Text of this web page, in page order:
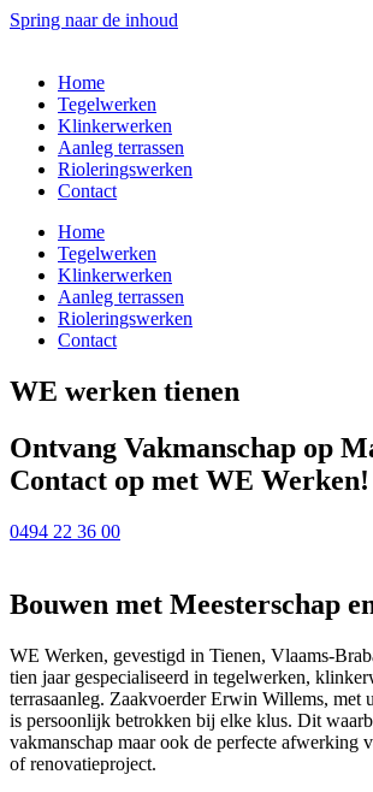
Spring naar de inhoud
Home
Tegelwerken
Klinkerwerken
Aanleg terrassen
Rioleringswerken
Contact
Home
Tegelwerken
Klinkerwerken
Aanleg terrassen
Rioleringswerken
Contact
WE werken tienen
Ontvang Vakmanschap op
Contact op met WE Werken!
0494 22 36 00
Bouwen met Meesterschap
WE Werken, gevestigd in Tienen, Vlaams-
tien jaar gespecialiseerd in tegelwerken,
terrasaanleg. Zaakvoerder Erwin Willems, met
is persoonlijk betrokken bij elke klus. Dit
vakmanschap maar ook de perfecte afwerking
of renovatieproject.